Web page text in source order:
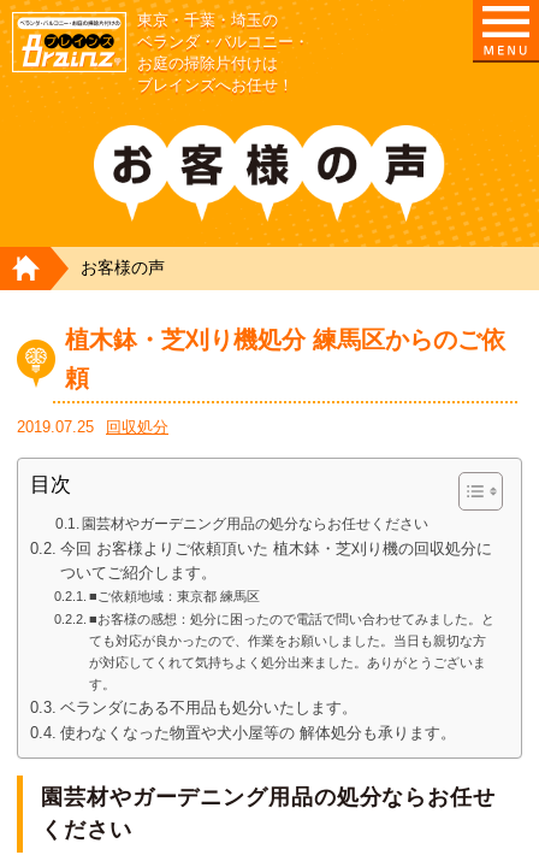
東京/埼玉/千葉/神奈川の ベランダ・庭の清掃片付け
東京・千葉・埼玉の
ベランダ・バルコニー・
お庭の掃除片付けは
ブレインズへお任せ！
HOME
お客様の声
植木鉢・芝刈り機処分 練馬区からのご依
頼
2019.07.25 回収処分
目次
園芸材やガーデニング用品の処分ならお任せください
今回 お客様よりご依頼頂いた 植木鉢・芝刈り機の回収処分に
ついてご紹介します。
■ご依頼地域：東京都 練馬区
■お客様の感想：処分に困ったので電話で問い合わせてみました。と
ても対応が良かったので、作業をお願いしました。当日も親切な方
が対応してくれて気持ちよく処分出来ました。ありがとうございま
す。
ベランダにある不用品も処分いたします。
使わなくなった物置や犬小屋等の 解体処分も承ります。
園芸材やガーデニング用品の処分ならお任せ
ください